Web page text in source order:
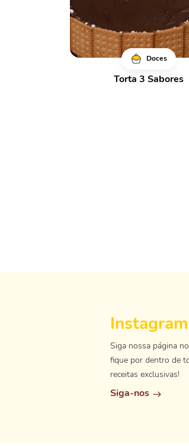
Doces
Torta 3 Sabores
Instagram
Siga nossa página
fique por dentro de
receitas exclusivas!
Siga-nos